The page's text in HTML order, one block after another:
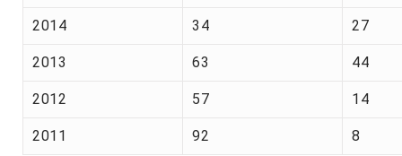
2014 34 27
2013 63 44
2012 57 14
2011 92 8